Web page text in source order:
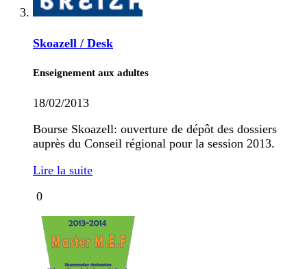
Skoazell / Desk
Enseignement aux adultes
18/02/2013
Bourse Skoazell: ouverture de dépôt des dossiers
auprès du Conseil régional pour la session 2013.
Lire la suite
0